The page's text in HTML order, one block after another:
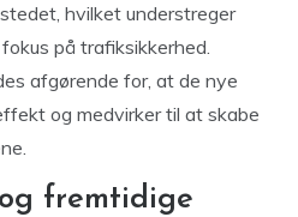
hvilket understreger
på trafiksikkerhed.
afgørende for, at de nye
og medvirker til at skabe
fremtidige